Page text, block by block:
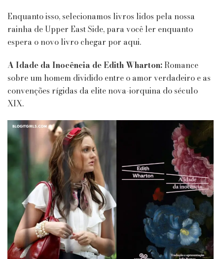
Enquanto isso, selecionamos livros lidos pela nossa
rainha de Upper East Side, para você ler enquanto
espera o novo livro chegar por aqui.
A Idade da Inocência de Edith Wharton:Romance
sobre um homem dividido entre o amor verdadeiro e as
convenções rígidas da elite nova-iorquina do século
XIX.